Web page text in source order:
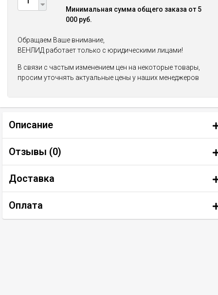
Минимальная сумма общего заказа от 5
000 руб.
Обращаем Ваше внимание,
ВЕНЛИД работает только с юридическими лицами!
В связи с частым изменением цен на некоторые товары,
просим уточнять актуальные цены у наших менеджеров
Описание
Отзывы (0)
Доставка
Оплата